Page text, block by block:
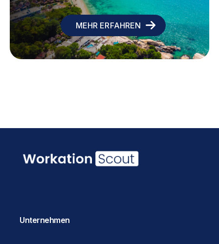
MEHR ERFAHREN
Unternehmen